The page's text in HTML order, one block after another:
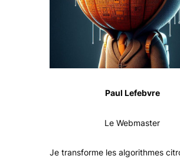
Paul Lefebvre
Le Webmaster
Je transforme les algorithmes